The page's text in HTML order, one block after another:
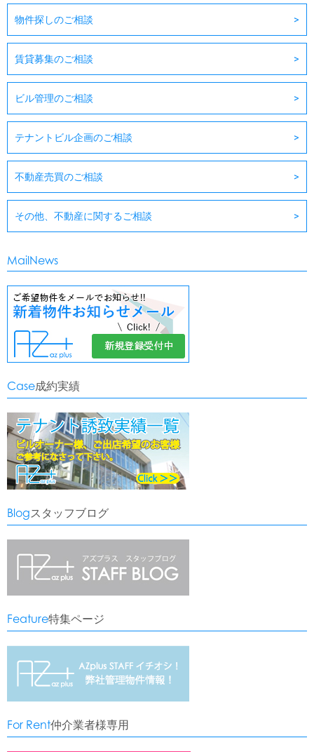
物件探しのご相談
賃貸募集のご相談
ビル管理のご相談
テナントビル企画のご相談
不動産売買のご相談
その他、不動産に関するご相談
MailNews
Case成約実績
Blogスタッフブログ
Feature特集ページ
For Rent仲介業者様専用